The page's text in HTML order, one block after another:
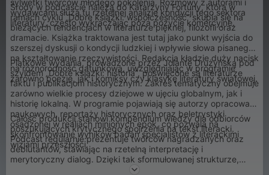
sylwetki twórców młodego pokolenia. Rozmowy z autorami i
wydawcami służą tu rzetelnej analizie kondycji tego sektora
literatury, często wykraczając poza pozycje komercyjne.
Środy w podcaście należą do Katarzyny Fortuny, która w
ramach cyklu „Dobre książki: współczesność” skupia się na
bieżących tendencjach w literaturze pięknej, filozofii oraz
dramacie. Książka traktowana jest tutaj jako punkt wyjścia do
szerszej dyskusji o kondycji ludzkiej i wpływie słowa pisanego
na kształtowanie rzeczywistości. Redakcja kładzie duży nacisk
na różnorodność gatunkową, uwzględniając w programie
zarówno poezję, jak i komiksy czy klasykę literatury światowej.
Piątkowe wydania, prowadzone przez Jolantę Drużyńską pod
szyldem „Dobre książki: historia”, poświęcone są literaturze
faktu i publikacjom historycznym. Zakres tematyczny obejmuje
zarówno wielkie procesy dziejowe w ujęciu globalnym, jak i
historię lokalną. W programie pojawiają się autorzy opracowań
naukowych, reportaży historycznych oraz beletrystyki
osadzonej w realiach minionych epok, co pozwala na
skonfrontowanie wyników badań specjalistów z literackimi
wizjami przeszłości.
Całość produkcji stanowi kompendium wiedzy dla odbiorców
poszukujących krytycznego spojrzenia na tekst literacki.
Podcast regularnie prezentuje twórców nagradzanych oraz
debiutantów, stawiając na rzetelną interpretację i
merytoryczny dialog. Dzięki tak sformułowanej strukturze,
„Dobre książki” pełnią funkcję kompleksowego przewodnika